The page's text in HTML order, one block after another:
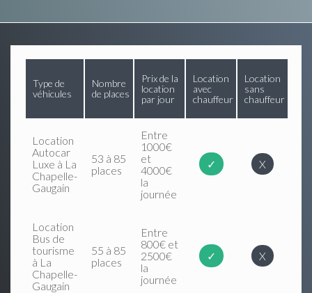
Type de
véhicules
Nombre
de places
Prix de la
location
par jour
Location
avec
chauffeur
Location
sans
chauffeur
Location
Autocar
Luxe à La
Chapelle-
Gaugain
53 à 85
places
Entre
1000€
et
4000€
la
journée
✓ X
Location
Bus de
tourisme
à La
Chapelle-
Gaugain
55 à 85
places
Entre
800€ et
2500€
la
journée
✓ X